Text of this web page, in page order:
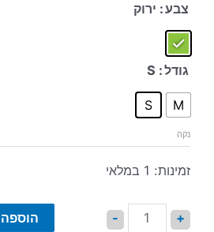
צבע: ירוק
גודל: S
M
S
נקה
זמינות: 1 במלאי
- +